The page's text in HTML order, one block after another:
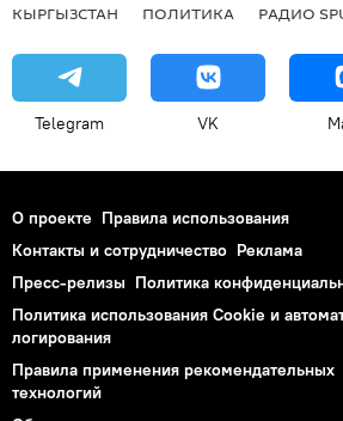
КЫРГЫЗСТАН ПОЛИТИКА РАДИО
Telegram VK
О проекте Правила использования
Контакты и сотрудничество Реклама
Пресс-релизы Политика
Политика использования Cookie и
логирования
Правила применения рекомендательных
технологий